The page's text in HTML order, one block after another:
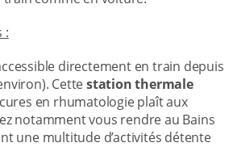
:
directement en train depuis
Cettestation thermale
en rhumatologie plaît aux
notamment vous rendre au Bains
une multitude d’activités détente